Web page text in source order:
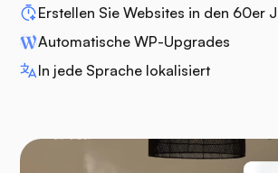
Erstellen Sie Websites in den 60er
Automatische WP-Upgrades
In jede Sprache lokalisiert